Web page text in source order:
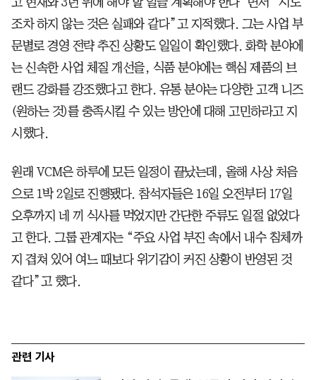
조차 하지 않는 것은 실패와 같다”고 지적했다. 그는 사업 부
문별로 경영 전략 추진 상황도 일일이 확인했다. 화학 분야에
는 신속한 사업 체질 개선을, 식품 분야에는 핵심 제품의 브
랜드 강화를 강조했다고 한다. 유통 분야는 다양한 고객 니즈
(원하는 것)를 충족시킬 수 있는 방안에 대해 고민하라고 지
시했다.
원래 VCM은 하루에 모든 일정이 끝났는데, 올해 사상 처음
으로 1박 2일로 진행됐다. 참석자들은 16일 오전부터 17일
오후까지 네 끼 식사를 먹었지만 간단한 주류도 일절 없었다
고 한다. 그룹 관계자는 “주요 사업 부진 속에서 내수 침체까
지 겹쳐 있어 여느 때보다 위기감이 커진 상황이 반영된 것
같다”고 했다.
관련 기사